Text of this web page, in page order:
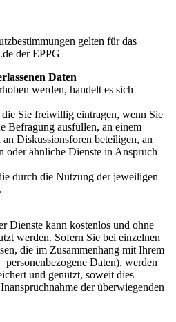
gelten für das
der EPPG
Daten
werden, handelt es sich
die Sie freiwillig eintragen, wenn Sie
Befragung ausfüllen, an einem
Diskussionsforen beteiligen, an
oder ähnliche Dienste in Anspruch
durch die Nutzung der jeweiligen
Dienste kann kostenlos und ohne
werden. Sofern Sie bei einzelnen
die im Zusammenhang mit Ihrem
Daten), werden
und genutzt, soweit dies
der überwiegenden